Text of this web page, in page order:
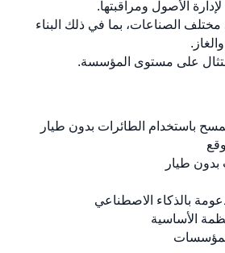
ومراقبتها.
بما في ذلك البناء
على مستوى المؤسسة.
الطائرات بدون طيار
الاصطناعي